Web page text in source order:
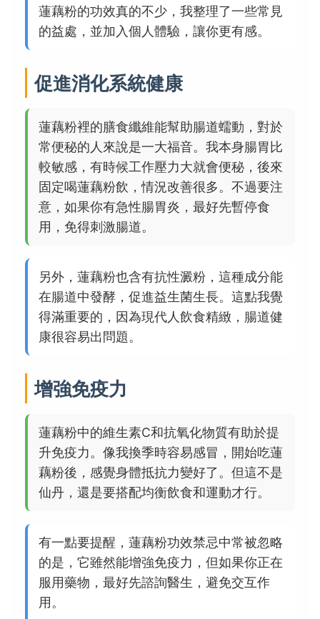
蓮藕粉的功效真的不少，我整理了一些常見
的益處，並加入個人體驗，讓你更有感。
促進消化系統健康
蓮藕粉裡的膳食纖維能幫助腸道蠕動，對於
常便秘的人來說是一大福音。我本身腸胃比
較敏感，有時候工作壓力大就會便秘，後來
固定喝蓮藕粉飲，情況改善很多。不過要注
意，如果你有急性腸胃炎，最好先暫停食
用，免得刺激腸道。
另外，蓮藕粉也含有抗性澱粉，這種成分能
在腸道中發酵，促進益生菌生長。這點我覺
得滿重要的，因為現代人飲食精緻，腸道健
康很容易出問題。
增強免疫力
蓮藕粉中的維生素C和抗氧化物質有助於提
升免疫力。像我換季時容易感冒，開始吃蓮
藕粉後，感覺身體抵抗力變好了。但這不是
仙丹，還是要搭配均衡飲食和運動才行。
有一點要提醒，蓮藕粉功效禁忌中常被忽略
的是，它雖然能增強免疫力，但如果你正在
服用藥物，最好先諮詢醫生，避免交互作
用。